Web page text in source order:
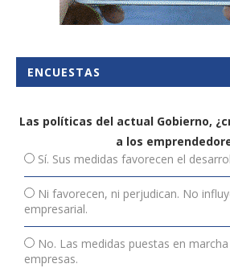
ENCUESTAS
Las políticas del actual Gobierno,
a los
Sí. Sus medidas favorecen el
Ni favorecen, ni perjudican. No
empresarial.
No. Las medidas puestas en
empresas.